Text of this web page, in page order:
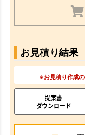
お見積り結果
※お見積り作成
提案書
ダウンロード